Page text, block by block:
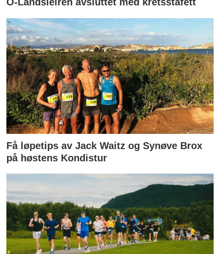
Få løpetips av Jack Waitz og Synøve Brox
på høstens Kondistur